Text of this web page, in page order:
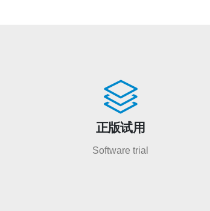
正版试用
Software trial